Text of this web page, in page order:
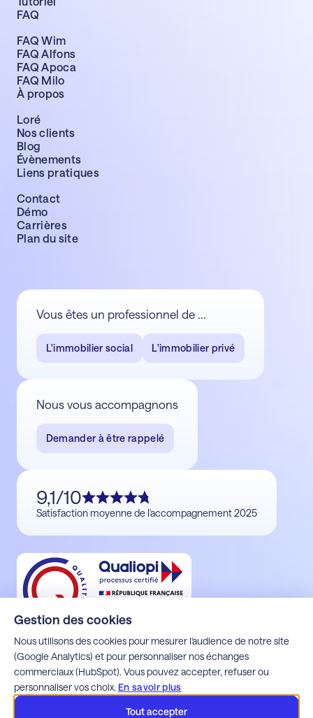
FAQ
FAQ Wim
FAQ Alfons
FAQ Apoca
FAQ Milo
À propos
Loré
Nos clients
Blog
Évènements
Liens pratiques
Contact
Démo
Carrières
Plan du site
Vous êtes un professionnel de ...
L'immobilier social L'immobilier privé
Nous vous accompagnons
Demander à être rappelé
9,1/10
Satisfaction moyenne de l'accompagnement 2025
Mentions légales
Politique de confidentialité
Gestion des cookies
Nous utilisons des cookies pour mesurer l'audience de notre site
(Google Analytics) et pour personnaliser nos échanges
commerciaux (HubSpot). Vous pouvez accepter, refuser ou
personnaliser vos choix. En savoir plus
Tout accepter